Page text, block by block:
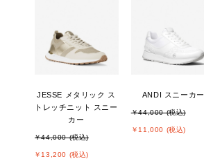
JESSE メタリック ス
トレッチニット スニー
カー
￥44,000 (税込)
￥13,200 (税込)
ANDI スニーカー
￥44,000 (税込)
￥11,000 (税込)